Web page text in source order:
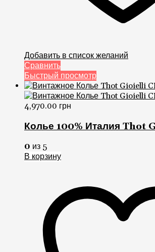
Добавить в список желаний
Сравнить
Быстрый просмотр
4,970.00 грн
Колье 100% Италия Thot
0 из 5
В корзину